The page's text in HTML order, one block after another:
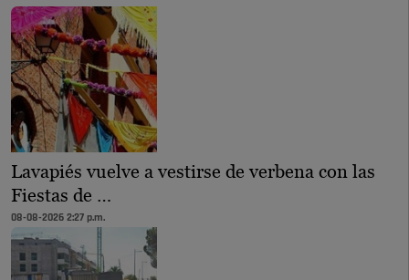
Lavapiés vuelve a vestirse de verbena con las
Fiestas de …
08-08-2026 2:27 p.m.